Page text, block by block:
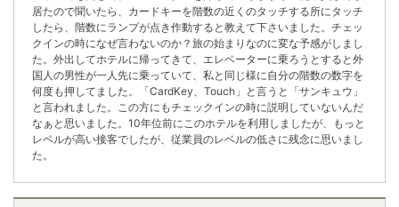
居たので聞いたら、カードキーを階数の近くのタッチする所にタッチ
したら、階数にランプが点き作動すると教えて下さいました。チェッ
クインの時になぜ言わないのか？旅の始まりなのに変な予感がしまし
た。外出してホテルに帰ってきて、エレベーターに乗ろうとすると外
国人の男性が一人先に乗っていて、私と同じ様に自分の階数の数字を
何度も押してました。「CardKey、Touch」と言うと「サンキュウ」
と言われました。この方にもチェックインの時に説明していないんだ
なぁと思いました。10年位前にこのホテルを利用しましたが、もっと
レベルが高い接客でしたが、従業員のレベルの低さに残念に思いまし
た。